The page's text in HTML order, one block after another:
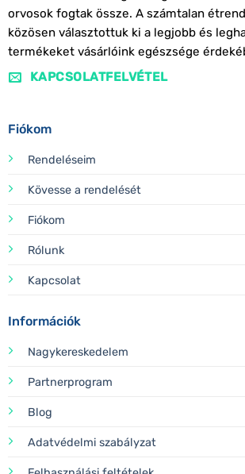
orvosok fogtak össze. A számtalan
közösen választottuk ki a legjobb és
termékeket vásárlóink egészsége
KAPCSOLATFELVÉTEL
Fiókom
Rendeléseim
Kövesse a rendelését
Fiókom
Rólunk
Kapcsolat
Információk
Nagykereskedelem
Partnerprogram
Blog
Adatvédelmi szabályzat